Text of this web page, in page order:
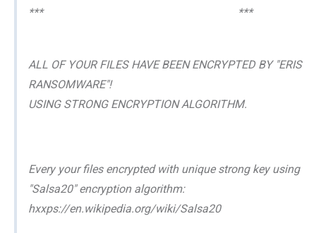
*** ***
ALL OF YOUR FILES HAVE BEEN ENCRYPTED BY "ERIS
RANSOMWARE"!
USING STRONG ENCRYPTION ALGORITHM.
Every your files encrypted with unique strong key using
"Salsa20" encryption algorithm:
hxxps://en.wikipedia.org/wiki/Salsa20